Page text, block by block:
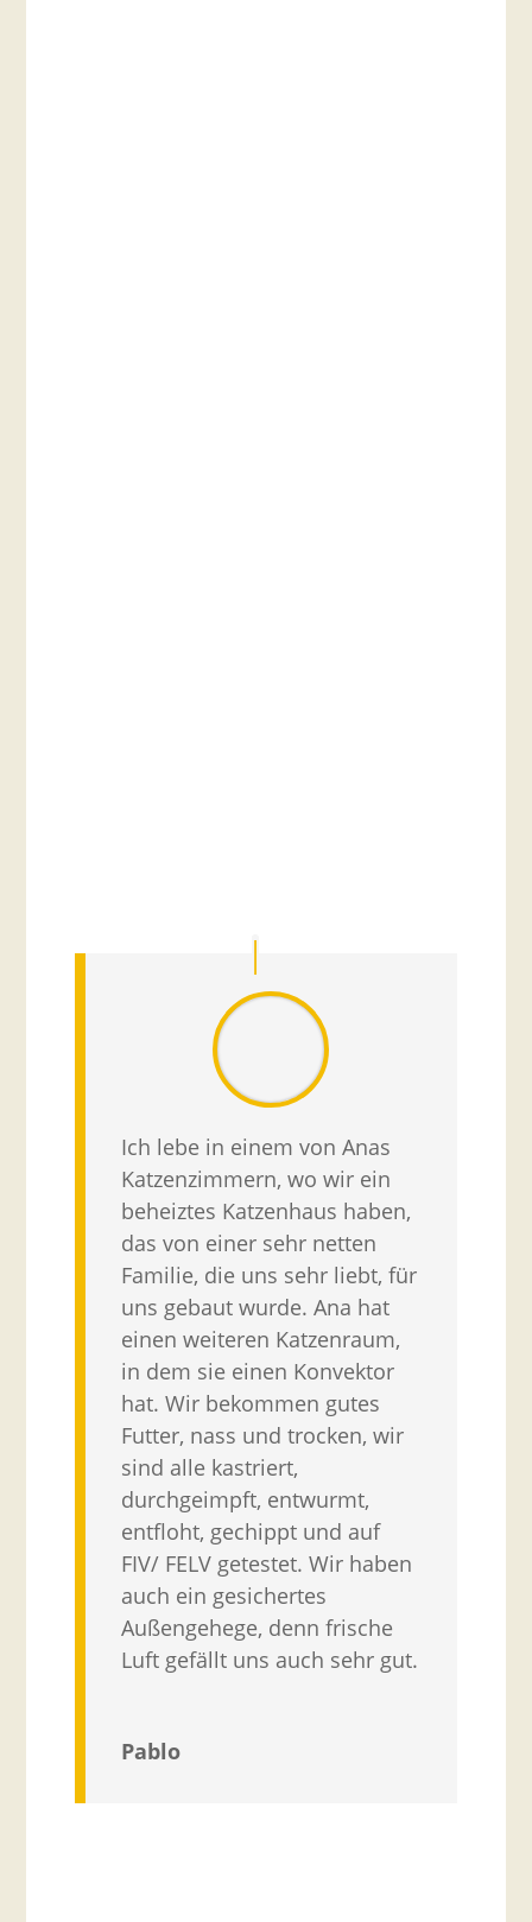
Ich lebe in einem von Anas
Katzenzimmern, wo wir ein
beheiztes Katzenhaus haben,
das von einer sehr netten
Familie, die uns sehr liebt, für
uns gebaut wurde. Ana hat
einen weiteren Katzenraum,
in dem sie einen Konvektor
hat. Wir bekommen gutes
Futter, nass und trocken, wir
sind alle kastriert,
durchgeimpft, entwurmt,
entfloht, gechippt und auf
FIV/ FELV getestet. Wir haben
auch ein gesichertes
Außengehege, denn frische
Luft gefällt uns auch sehr gut.
Pablo